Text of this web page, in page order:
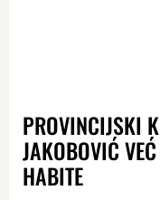
PROVINCIJSKI
JAKOBOVIĆ
HABITE